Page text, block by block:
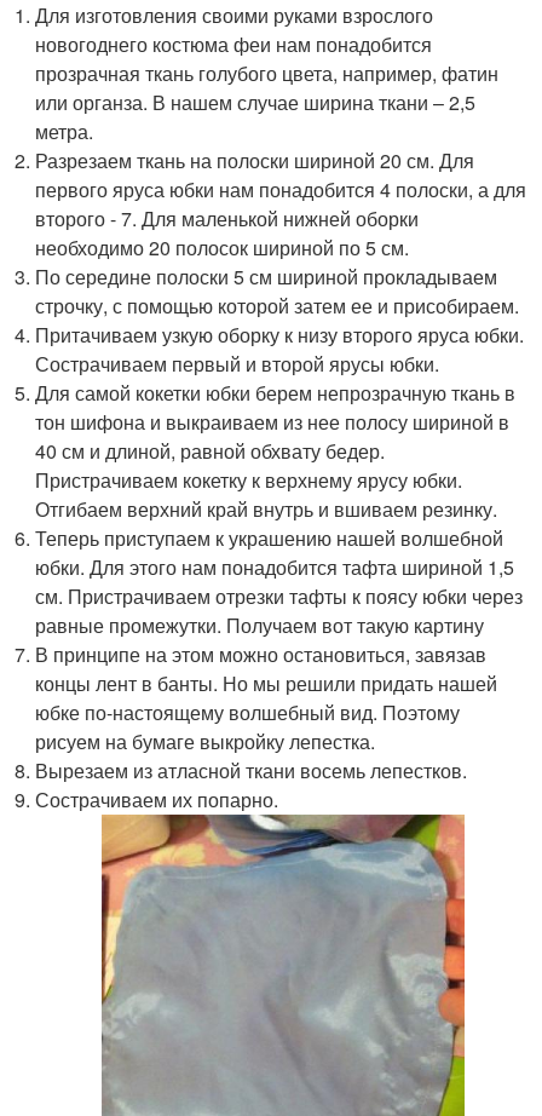
Для изготовления своими руками взрослого
новогоднего костюма феи нам понадобится
прозрачная ткань голубого цвета, например, фатин
или органза. В нашем случае ширина ткани – 2,5
метра.
Разрезаем ткань на полоски шириной 20 см. Для
первого яруса юбки нам понадобится 4 полоски, а для
второго - 7. Для маленькой нижней оборки
необходимо 20 полосок шириной по 5 см.
По середине полоски 5 см шириной прокладываем
строчку, с помощью которой затем ее и присобираем.
Притачиваем узкую оборку к низу второго яруса юбки.
Сострачиваем первый и второй ярусы юбки.
Для самой кокетки юбки берем непрозрачную ткань в
тон шифона и выкраиваем из нее полосу шириной в
40 см и длиной, равной обхвату бедер.
Пристрачиваем кокетку к верхнему ярусу юбки.
Отгибаем верхний край внутрь и вшиваем резинку.
Теперь приступаем к украшению нашей волшебной
юбки. Для этого нам понадобится тафта шириной 1,5
см. Пристрачиваем отрезки тафты к поясу юбки через
равные промежутки. Получаем вот такую картину
В принципе на этом можно остановиться, завязав
концы лент в банты. Но мы решили придать нашей
юбке по-настоящему волшебный вид. Поэтому
рисуем на бумаге выкройку лепестка.
Вырезаем из атласной ткани восемь лепестков.
Сострачиваем их попарно.